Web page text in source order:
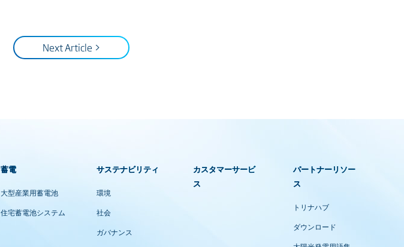
Next Article >
蓄電
大型産業用蓄電池
住宅蓄電池システム
サステナビリティ
環境
社会
ガバナンス
カスタマーサービ
ス
パートナーリソー
ス
トリナハブ
ダウンロード